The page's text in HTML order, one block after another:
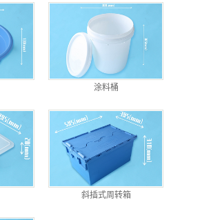
涂料桶
斜插式周转箱